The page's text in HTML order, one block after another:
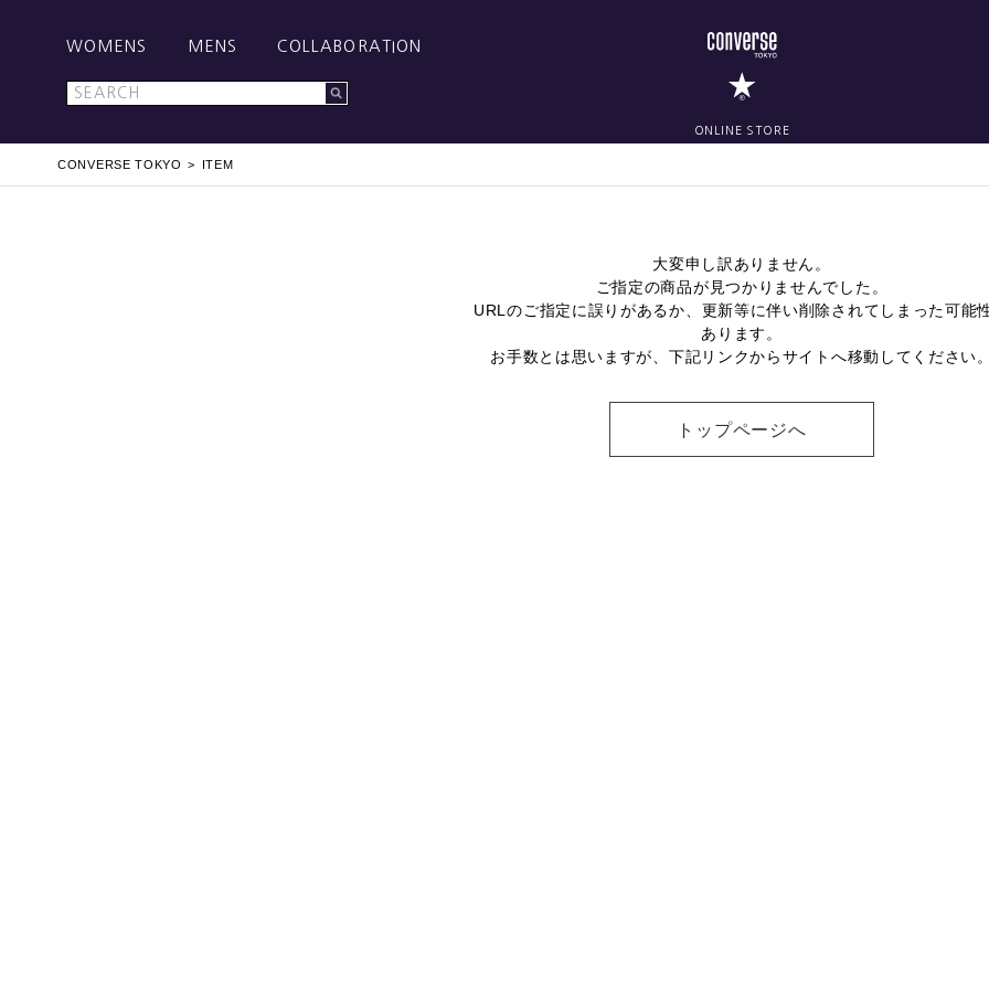
WOMENS MENS COLLABORATION
ONLINE STORE
CONVERSE TOKYO ITEM
大変申し訳ありません。
ご指定の商品が見つかりませんでした。
URLのご指定に誤りがあるか、更新等に伴い削除されてしまった可能
あります。
お手数とは思いますが、下記リンクからサイトへ移動してください。
トップページへ